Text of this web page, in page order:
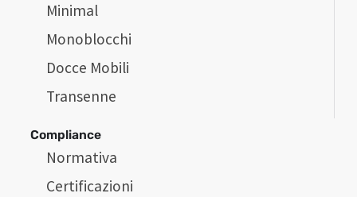
Minimal
Monoblocchi
Docce Mobili
Transenne
Compliance
Normativa
Certificazioni